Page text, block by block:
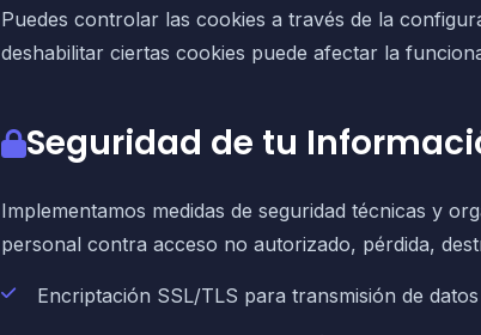
Puedes controlar las cookies a través de la
deshabilitar ciertas cookies puede afectar la
Seguridad de tu
Implementamos medidas de seguridad técnicas y
personal contra acceso no autorizado, pérdida,
Encriptación SSL/TLS para transmisión de datos